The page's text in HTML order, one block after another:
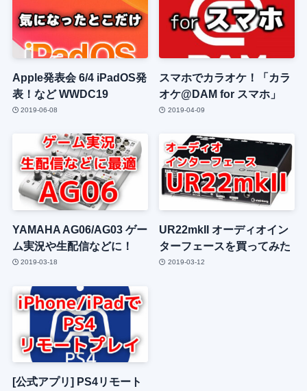
Apple発表会 6/4 iPadOS発
表！など WWDC19
2019-06-08
スマホでカラオケ！「カラ
オケ@DAM for スマホ」
2019-04-09
YAMAHA AG06/AG03 ゲー
ム実況や生配信などに！
2019-03-18
UR22mkII オーディオイン
ターフェースを買ってみた
2019-03-12
[公式アプリ] PS4リモート